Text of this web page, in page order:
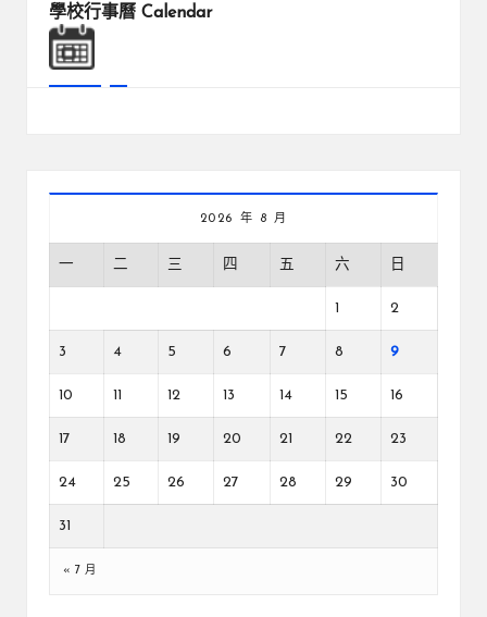
學校行事曆 Calendar
2026 年 8 月
一 三 四 五 六 日
1 2
3 4 5 6 7 8 9
10 11 12 13 14 15 16
17 18 19 20 21 22 23
24 25 26 27 28 29 30
31
« 7 月